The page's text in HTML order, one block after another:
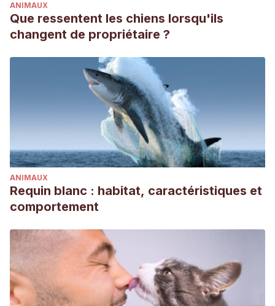
ANIMAUX
Que ressentent les chiens lorsqu'ils
changent de propriétaire ?
ANIMAUX
Requin blanc : habitat, caractéristiques et
comportement